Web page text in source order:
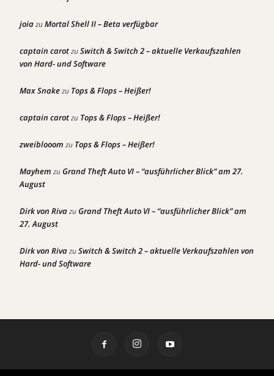
joiazuMortal Shell II – Beta verfügbar
captain carotzuSwitch & Switch 2 – aktuelle Verkaufszahlen
von Hard- und Software
Max Snakezu Tops & Flops – Heißer!
captain carotzu Tops & Flops – Heißer!
zweiblooom zu Tops & Flops – Heißer!
Mayhem zuGrand Theft Auto VI – “ausführlicher Blick” am 27.
August
Dirk von RivazuGrand Theft Auto VI – “ausführlicher Blick” am
27. August
Dirk von RivazuSwitch & Switch 2 – aktuelle Verkaufszahlen von
Hard- und Software